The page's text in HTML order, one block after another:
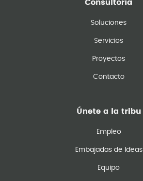
Consultoría
Soluciones
Servicios
Proyectos
Contacto
Únete a la tribu
Empleo
Embajadas de Ideas
Equipo